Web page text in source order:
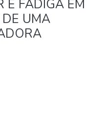
E FADIGA EM
UMA